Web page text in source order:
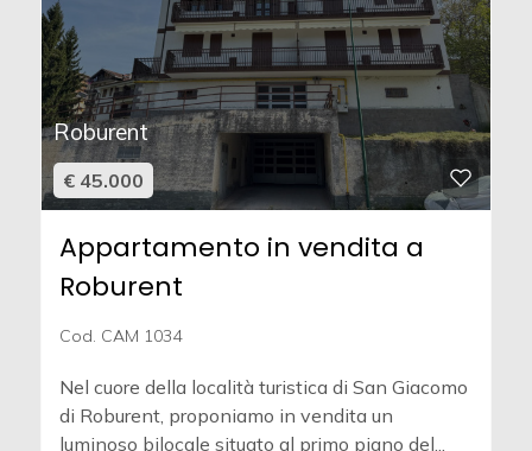
Roburent
€ 45.000
Appartamento in vendita a
Roburent
Cod. CAM 1034
Nel cuore della località turistica di San Giacomo
di Roburent, proponiamo in vendita un
luminoso bilocale situato al primo piano del...